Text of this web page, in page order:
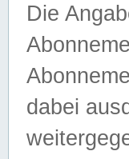
Die
dabei